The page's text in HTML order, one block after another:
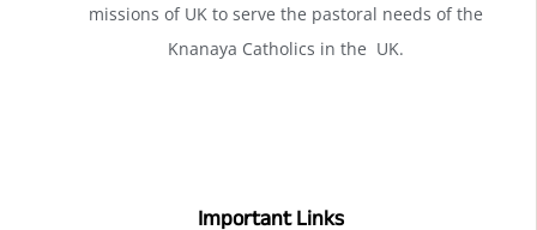
missions of UK to serve the pastoral needs of the
Knanaya Catholics in the UK.
Important Links